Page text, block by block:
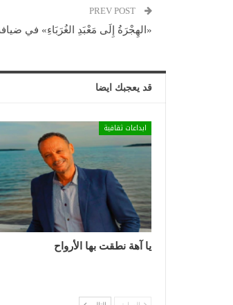
«الهِجْرَةُ إِلَى مَعْبَدِ الغُرَبَاءِ» في
قد يعجبك ايضا
ابداعات ثقافية
يا آهة نطقت بها الأرواح